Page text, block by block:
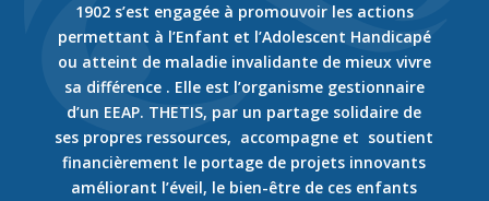
1902 s’est engagée à promouvoir les actions
permettant à l’Enfant et l’Adolescent Handicapé
ou atteint de maladie invalidante de mieux vivre
sa différence . Elle est l’organisme gestionnaire
d’un EEAP. THETIS, par un partage solidaire de
ses propres ressources, accompagne et soutient
financièrement le portage de projets innovants
améliorant l’éveil, le bien-être de ces enfants